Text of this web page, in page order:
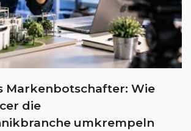
Markenbotschafter: Wie
die
umkrempeln